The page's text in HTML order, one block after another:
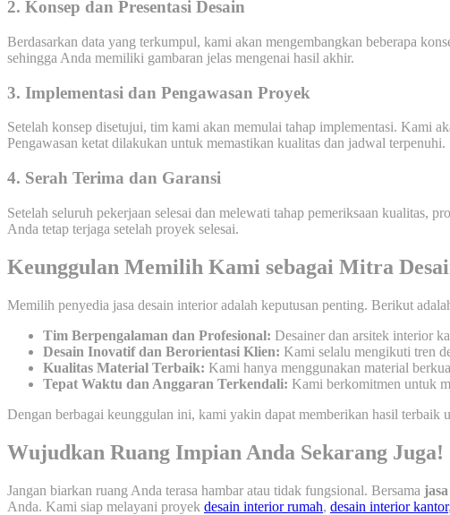
2. Konsep dan Presentasi Desain
Berdasarkan data yang terkumpul, kami akan mengembangkan beberapa
sehingga Anda memiliki gambaran jelas mengenai hasil akhir.
3. Implementasi dan Pengawasan Proyek
Setelah konsep disetujui, tim kami akan memulai tahap implementasi. Kami
Pengawasan ketat dilakukan untuk memastikan kualitas dan jadwal terpenuhi.
4. Serah Terima dan Garansi
Setelah seluruh pekerjaan selesai dan melewati tahap pemeriksaan kualitas,
Anda tetap terjaga setelah proyek selesai.
Keunggulan Memilih Kami sebagai Mitra
Memilih penyedia jasa desain interior adalah keputusan penting. Berikut
Tim Berpengalaman dan Profesional: Desainer dan arsitek interior
Desain Inovatif dan Berorientasi Klien: Kami selalu mengikuti tren
Kualitas Material Terbaik: Kami hanya menggunakan material
Tepat Waktu dan Anggaran Terkendali: Kami berkomitmen untuk
Dengan berbagai keunggulan ini, kami yakin dapat memberikan hasil
Wujudkan Ruang Impian Anda Sekarang Juga!
Jangan biarkan ruang Anda terasa hambar atau tidak fungsional. Bersama
Anda. Kami siap melayani proyek desain interior rumah, desain interior kantor